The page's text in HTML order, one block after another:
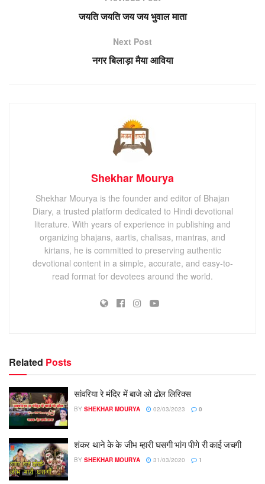
जयति जयति जय जय भुवाल माता
Next Post
नगर बिलाड़ा मैया आविया
Shekhar Mourya
Shekhar Mourya is the founder and editor of Bhajan
Diary, a trusted platform dedicated to Hindi devotional
literature. With years of experience in publishing and
organizing bhajans, aartis, chalisas, mantras, and
kirtans, he is committed to preserving authentic
devotional content in a simple, accurate, and easy-to-
read format for devotees around the world.
Related Posts
सांवरिया रे मंदिर में बाजे ओ ढोल लिरिक्स
BY SHEKHAR MOURYA 02/03/2023 0
शंकर थाने के के जीभ म्हारी घसगी भांग पीणे री काई जचगी
BY SHEKHAR MOURYA 31/03/2020 1